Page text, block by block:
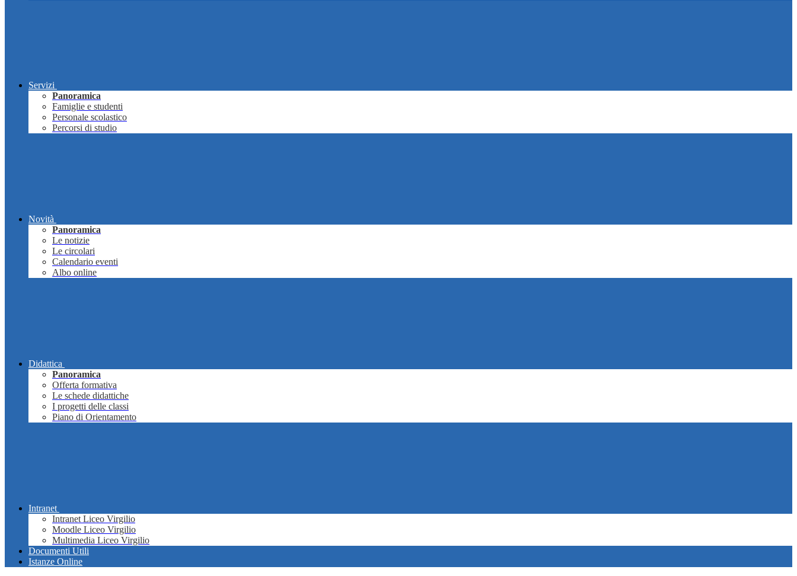
Servizi
Panoramica
Famiglie e studenti
Personale scolastico
Percorsi di studio
Novità
Panoramica
Le notizie
Le circolari
Calendario eventi
Albo online
Didattica
Panoramica
Offerta formativa
Le schede didattiche
I progetti delle classi
Piano di Orientamento
Intranet
Intranet Liceo Virgilio
Moodle Liceo Virgilio
Multimedia Liceo Virgilio
Documenti Utili
Istanze Online